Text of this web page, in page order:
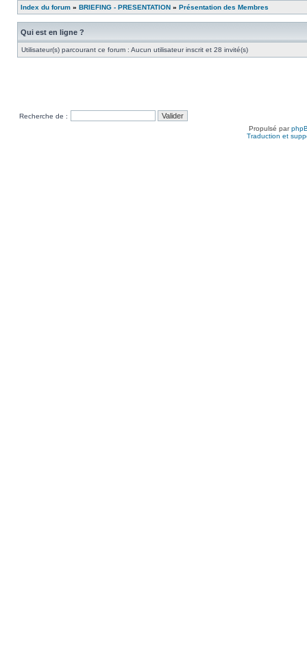
Index du forum » BRIEFING - PRESENTATION » Présentation des Membres
Qui est en ligne ?
Utilisateur(s) parcourant ce forum : Aucun utilisateur inscrit et 28 invité(s)
Recherche de :
Propulsé par
Traduction et